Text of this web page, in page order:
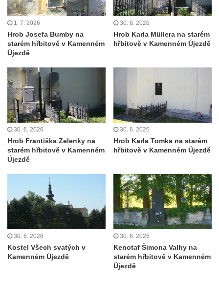
Cítolibech
Hrob rodiny Mildorfových na hřbitově v
Cítolibech
Hrob Marie Vostré na hřbitově v Cítolibech
Hrob Václava Jindřicha na hřbitově v
Cítolibech
Hrob Marie Hartmanové na hřbitově v
Cítolibech
Hrob Josefa Fořta na hřbitově v Cítolibech
Hrob Jana Čurdy na hřbitově v
Hrob Václava Brauna na hřbitově v
Chlumčanech
Hrob Karla Schneidra na hřbitově ve
Hřivicích
Hrob Františka Pence a Václava Hůlky na
hřbitově ve Hřivicích
Hrob Marie a Josefa Klainových na hřbitově
1. 7. 2026
Hrob Josefa Bumby na
starém hřbitově v Kamenném
Újezdě
30. 6. 2026
Hrob Karla Müllera na starém
hřbitově v Kamenném Újezdě
30. 6. 2026
Hrob Františka Zelenky na
starém hřbitově v Kamenném
Újezdě
30. 6. 2026
Hrob Karla Tomka na starém
hřbitově v Kamenném Újezdě
30. 6. 2026
Kostel Všech svatých v
Kamenném Újezdě
30. 6. 2026
Kenotaf Šimona Valhy na
starém hřbitově v Kamenném
Újezdě